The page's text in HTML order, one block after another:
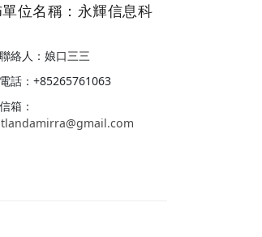
位名稱：永輝信息科
絡人：娘口三三
話：+85265761063
箱：